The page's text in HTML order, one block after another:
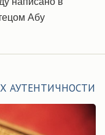
Абу
АУТЕНТИЧНОСТИ